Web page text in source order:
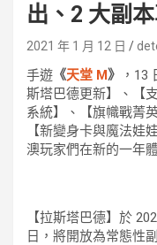
出、2 大副
2021 年 1 月 12 日
手遊 《天堂 M》
，13
斯塔巴德更新】、【
系統】、【旗幟戰菁
【新變身卡與魔法娃
澳玩家們在新的一年
【拉斯塔巴德】於
日，將開放為常態性